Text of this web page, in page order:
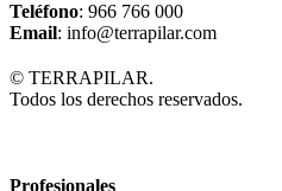
Teléfono: 966 766 000
Email: info@terrapilar.com
© TERRAPILAR.
Todos los derechos reservados.
Profesionales